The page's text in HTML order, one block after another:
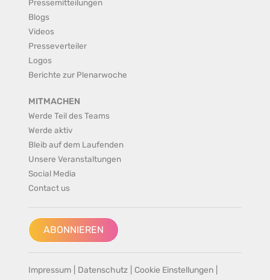
Pressemitteilungen
Blogs
Videos
Presseverteiler
Logos
Berichte zur Plenarwoche
MITMACHEN
Werde Teil des Teams
Werde aktiv
Bleib auf dem Laufenden
Unsere Veranstaltungen
Social Media
Contact us
ABONNIEREN
Impressum Datenschutz Cookie Einstellungen